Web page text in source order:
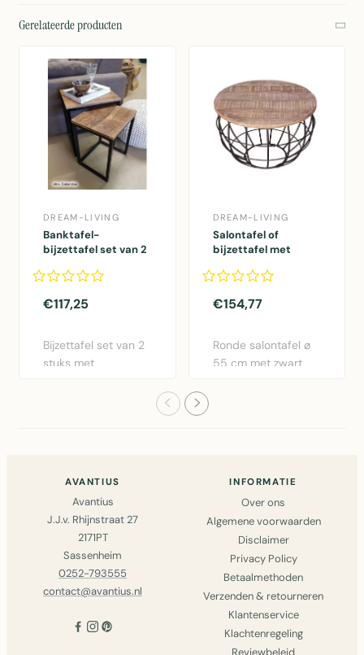
Gerelateerde producten
DREAM-LIVING
Banktafel-
bijzettafel set van 2
hout
€117,25
Bijzettafel set van 2
stuks met
DREAM-LIVING
Salontafel of
bijzettafel met
draadframe ø 55 cm
€154,77
Ronde salontafel ø
55 cm met zwart
AVANTIUS
Avantius
J.J.v. Rhijnstraat 27
2171PT
Sassenheim
0252-793555
contact@avantius.nl
INFORMATIE
Over ons
Algemene voorwaarden
Disclaimer
Privacy Policy
Betaalmethoden
Verzenden & retourneren
Klantenservice
Klachtenregeling
Reviewbeleid